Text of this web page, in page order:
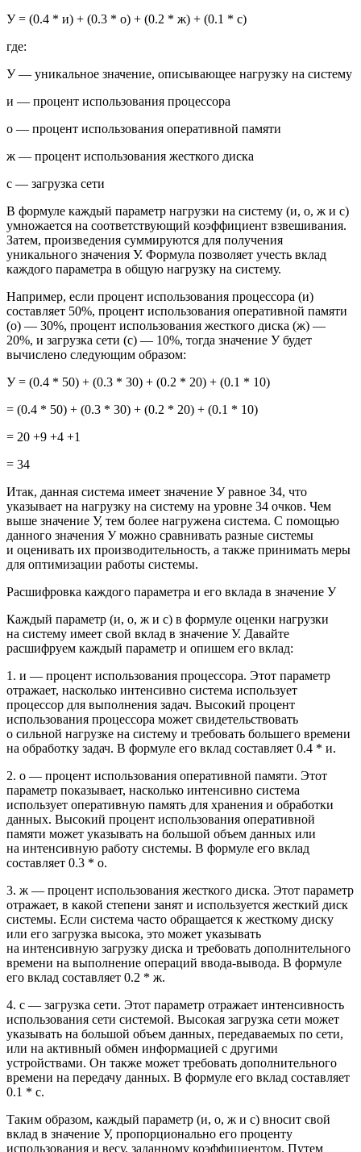
У = (0.4 * и) + (0.3 * о) + (0.2 * ж) + (0.1 * с)
где:
У — уникальное значение, описывающее нагрузку на систему
и — процент использования процессора
о — процент использования оперативной памяти
ж — процент использования жесткого диска
с — загрузка сети
В формуле каждый параметр нагрузки на систему (и, о, ж и с)
умножается на соответствующий коэффициент взвешивания.
Затем, произведения суммируются для получения
уникального значения У. Формула позволяет учесть вклад
каждого параметра в общую нагрузку на систему.
Например, если процент использования процессора (и)
составляет 50%, процент использования оперативной памяти
(о) — 30%, процент использования жесткого диска (ж) —
20%, и загрузка сети (с) — 10%, тогда значение У будет
вычислено следующим образом:
У = (0.4 * 50) + (0.3 * 30) + (0.2 * 20) + (0.1 * 10)
= (0.4 * 50) + (0.3 * 30) + (0.2 * 20) + (0.1 * 10)
= 20 +9 +4 +1
= 34
Итак, данная система имеет значение У равное 34, что
указывает на нагрузку на систему на уровне 34 очков. Чем
выше значение У, тем более нагружена система. С помощью
данного значения У можно сравнивать разные системы
и оценивать их производительность, а также принимать меры
для оптимизации работы системы.
Расшифровка каждого параметра и его вклада в значение У
Каждый параметр (и, о, ж и с) в формуле оценки нагрузки
на систему имеет свой вклад в значение У. Давайте
расшифруем каждый параметр и опишем его вклад:
1. и — процент использования процессора. Этот параметр
отражает, насколько интенсивно система использует
процессор для выполнения задач. Высокий процент
использования процессора может свидетельствовать
о сильной нагрузке на систему и требовать большего времени
на обработку задач. В формуле его вклад составляет 0.4 * и.
2. о — процент использования оперативной памяти. Этот
параметр показывает, насколько интенсивно система
использует оперативную память для хранения и обработки
данных. Высокий процент использования оперативной
памяти может указывать на большой объем данных или
на интенсивную работу системы. В формуле его вклад
составляет 0.3 * о.
3. ж — процент использования жесткого диска. Этот параметр
отражает, в какой степени занят и используется жесткий диск
системы. Если система часто обращается к жесткому диску
или его загрузка высока, это может указывать
на интенсивную загрузку диска и требовать дополнительного
времени на выполнение операций ввода-вывода. В формуле
его вклад составляет 0.2 * ж.
4. с — загрузка сети. Этот параметр отражает интенсивность
использования сети системой. Высокая загрузка сети может
указывать на большой объем данных, передаваемых по сети,
или на активный обмен информацией с другими
устройствами. Он также может требовать дополнительного
времени на передачу данных. В формуле его вклад составляет
0.1 * с.
Таким образом, каждый параметр (и, о, ж и с) вносит свой
вклад в значение У, пропорционально его проценту
использования и весу, заданному коэффициентом. Путем